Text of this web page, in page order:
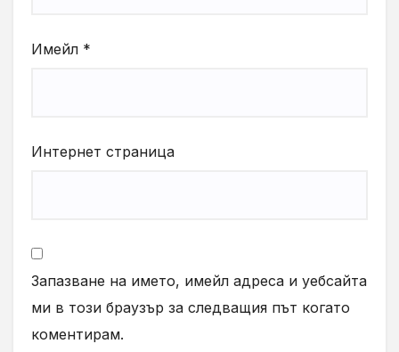
Имейл *
Интернет страница
Запазване на името, имейл адреса и уебсайта
ми в този браузър за следващия път когато
коментирам.